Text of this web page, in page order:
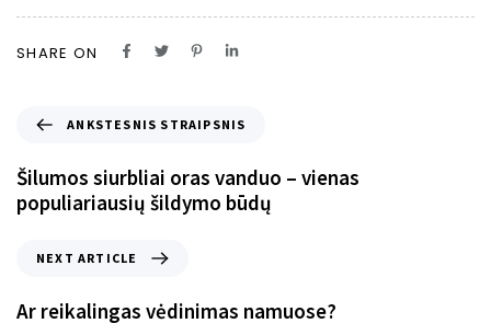
SHARE ON
ANKSTESNIS STRAIPSNIS
Šilumos siurbliai oras vanduo – vienas
populiariausių šildymo būdų
NEXT ARTICLE
Ar reikalingas vėdinimas namuose?